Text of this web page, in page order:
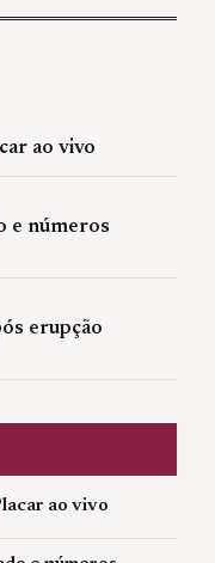
ao vivo
e números
erupção
ao vivo